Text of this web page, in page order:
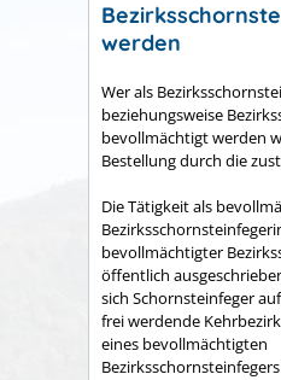
werden
Wer als
beziehungsweise
bevollmächtigt werden
Bestellung durch die
Die Tätigkeit als
bevollmächtigter
öffentlich
sich Schornsteinfeger
frei werdende
eines bevollmächtigten